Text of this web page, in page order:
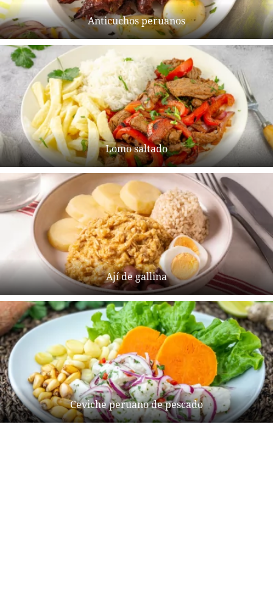
Anticuchos peruanos
Lomo saltado
Ají de gallina
Ceviche peruano de pescado